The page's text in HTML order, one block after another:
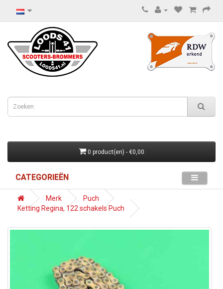
0 product(en) - €0,00
CATEGORIEËN
Merk
Puch
Ketting Regina, 122 schakels Puch